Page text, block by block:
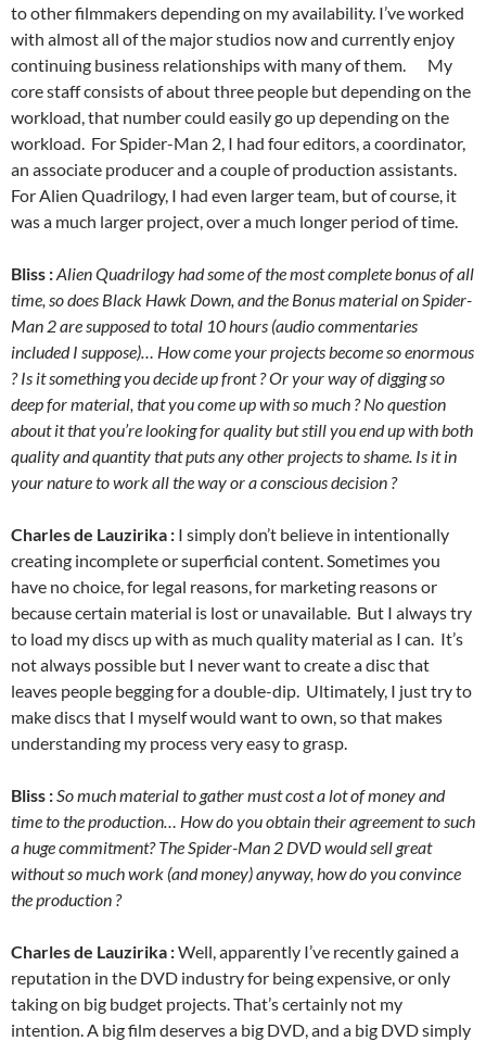
to other filmmakers depending on my availability. I’ve worked
with almost all of the major studios now and currently enjoy
continuing business relationships with many of them. My
core staff consists of about three people but depending on the
workload, that number could easily go up depending on the
workload. For Spider-Man 2, I had four editors, a coordinator,
an associate producer and a couple of production assistants.
For Alien Quadrilogy, I had even larger team, but of course, it
was a much larger project, over a much longer period of time.
Bliss :Alien Quadrilogy had some of the most complete bonus of all
time, so does Black Hawk Down, and the Bonus material on Spider-
Man 2 are supposed to total 10 hours (audio commentaries
included I suppose)… How come your projects become so enormous
? Is it something you decide up front ? Or your way of digging so
deep for material, that you come up with so much ? No question
about it that you’re looking for quality but still you end up with both
quality and quantity that puts any other projects to shame. Is it in
your nature to work all the way or a conscious decision ?
Charles de Lauzirika : I simply don’t believe in intentionally
creating incomplete or superficial content. Sometimes you
have no choice, for legal reasons, for marketing reasons or
because certain material is lost or unavailable. But I always try
to load my discs up with as much quality material as I can. It’s
not always possible but I never want to create a disc that
leaves people begging for a double-dip. Ultimately, I just try to
make discs that I myself would want to own, so that makes
understanding my process very easy to grasp.
Bliss :So much material to gather must cost a lot of money and
time to the production… How do you obtain their agreement to such
a huge commitment? The Spider-Man 2 DVD would sell great
without so much work (and money) anyway, how do you convince
the production ?
Charles de Lauzirika :Well, apparently I’ve recently gained a
reputation in the DVD industry for being expensive, or only
taking on big budget projects. That’s certainly not my
intention. A big film deserves a big DVD, and a big DVD simply